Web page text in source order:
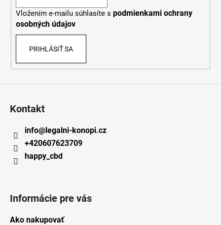
Vložením e-mailu súhlasíte s podmienkami ochrany
osobných údajov
PRIHLÁSIŤ SA
Kontakt
info@legalni-konopi.cz
+420607623709
happy_cbd
Informácie pre vás
Ako nakupovať